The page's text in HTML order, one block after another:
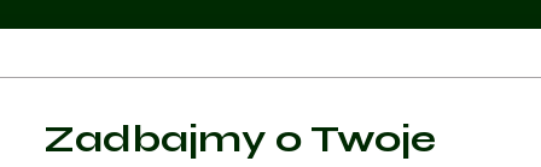
Zadbajmy o Twoje